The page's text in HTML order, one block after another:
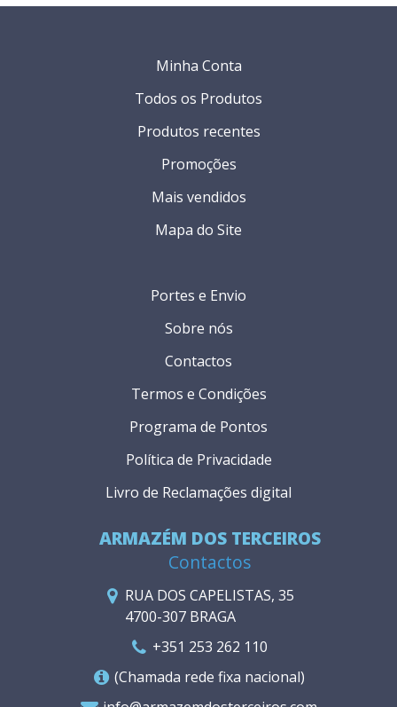
ARMAZÉM DOS TERCEIROS
Contactos
RUA DOS CAPELISTAS, 35
4700-307 BRAGA
+351 253 262 110
(Chamada rede fixa nacional)
Portes e Envio
Sobre nós
Contactos
Termos e Condições
Programa de Pontos
Política de Privacidade
Livro de Reclamações digital
Minha Conta
Todos os Produtos
Produtos recentes
Promoções
Mais vendidos
Mapa do Site